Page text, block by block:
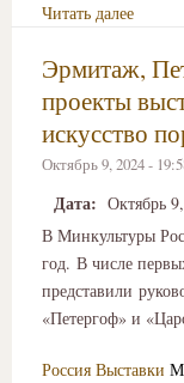
Читать далее
Эрмитаж,
проекты
искусство
Октябрь 9, 2024 -
Дата: Октябрь
В Минкультуры
год. В числе
представили
«Петергоф» и
Россия Выставки